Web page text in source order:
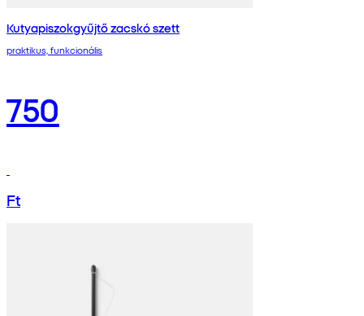
Kutyapiszokgyűjtő zacskó szett
praktikus, funkcionális
750
Ft